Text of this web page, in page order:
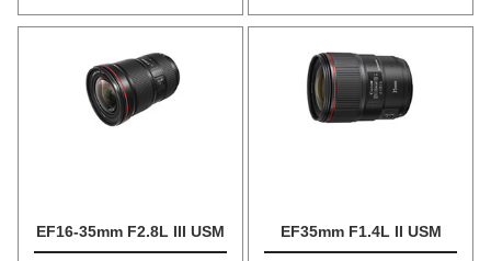
EF16-35mm F2.8L III USM EF35mm F1.4L II USM